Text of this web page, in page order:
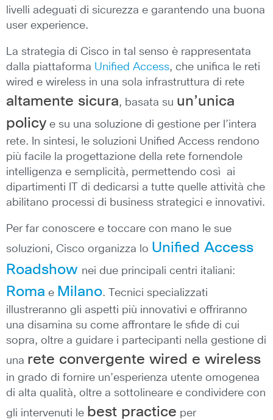
livelli adeguati di sicurezza e garantendo una buona
user experience.
La strategia di Cisco in tal senso è rappresentata
dalla piattaforma Unified Access, che unifica le reti
wired e wireless in una sola infrastruttura di rete
altamente sicura, basata su un’unica
policy e su una soluzione di gestione per l’intera
rete. In sintesi, le soluzioni Unified Access rendono
più facile la progettazione della rete fornendole
intelligenza e semplicità, permettendo così ai
dipartimenti IT di dedicarsi a tutte quelle attività che
abilitano processi di business strategici e innovativi.
Per far conoscere e toccare con mano le sue
soluzioni, Cisco organizza lo Unified Access
Roadshow nei due principali centri italiani:
Roma e Milano. Tecnici specializzati
illustreranno gli aspetti più innovativi e offriranno
una disamina su come affrontare le sfide di cui
sopra, oltre a guidare i partecipanti nella gestione di
una rete convergente wired e wireless
in grado di fornire un’esperienza utente omogenea
di alta qualità, oltre a sottolineare e condividere con
gli intervenuti le best practice per